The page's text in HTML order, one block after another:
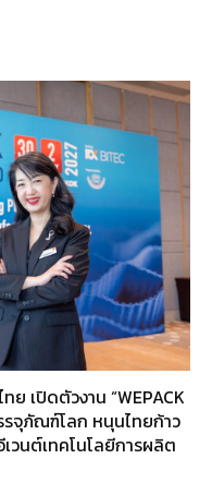
ย เปิดตัวงาน “WEPACK
รจุภัณฑ์โลก หนุนไทยก้าว
วนต์เทคโนโลยีการผลิต